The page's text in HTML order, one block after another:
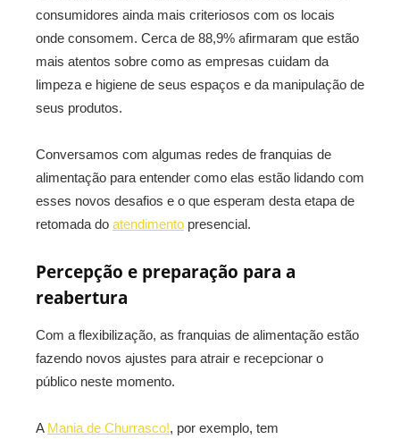
consumidores ainda mais criteriosos com os locais
onde consomem. Cerca de 88,9% afirmaram que estão
mais atentos sobre como as empresas cuidam da
limpeza e higiene de seus espaços e da manipulação de
seus produtos.
Conversamos com algumas redes de franquias de
alimentação para entender como elas estão lidando com
esses novos desafios e o que esperam desta etapa de
retomada do atendimento presencial.
Percepção e preparação para a
reabertura
Com a flexibilização, as franquias de alimentação estão
fazendo novos ajustes para atrair e recepcionar o
público neste momento.
A Mania de Churrasco!, por exemplo, tem